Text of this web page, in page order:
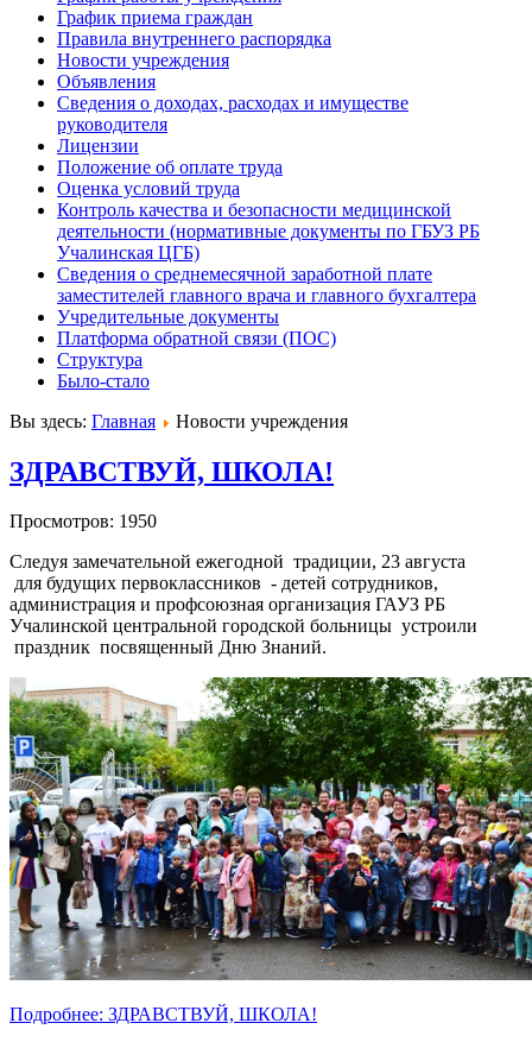
График приема граждан
Правила внутреннего распорядка
Новости учреждения
Объявления
Сведения о доходах, расходах и имуществе
руководителя
Лицензии
Положение об оплате труда
Оценка условий труда
Контроль качества и безопасности медицинской
деятельности (нормативные документы по ГБУЗ РБ
Учалинская ЦГБ)
Сведения о среднемесячной заработной плате
заместителей главного врача и главного бухгалтера
Учредительные документы
Платформа обратной связи (ПОС)
Структура
Было-стало
Вы здесь: Главная Новости учреждения
ЗДРАВСТВУЙ, ШКОЛА!
Просмотров: 1950
Следуя замечательной ежегодной традиции, 23 августа
для будущих первоклассников - детей сотрудников,
администрация и профсоюзная организация ГАУЗ РБ
Учалинской центральной городской больницы устроили
праздник посвященный Дню Знаний.
Подробнее: ЗДРАВСТВУЙ, ШКОЛА!